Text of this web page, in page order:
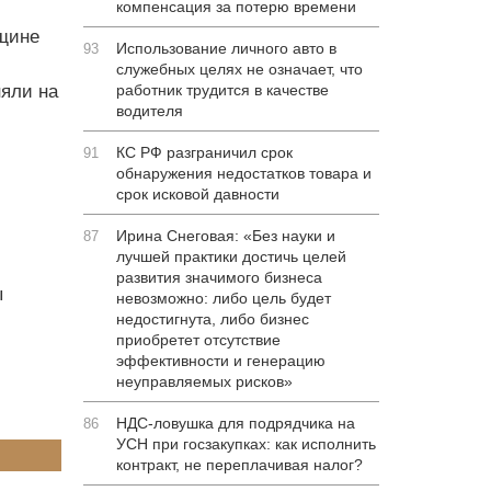
на
компенсация за потерю времени
93
Использование личного авто в
служебных целях не означает, что
работник трудится в качестве
водителя
91
КС РФ разграничил срок
обнаружения недостатков товара и
срок исковой давности
87
Ирина Снеговая: «Без науки и
лучшей практики достичь целей
развития значимого бизнеса
невозможно: либо цель будет
недостигнута, либо бизнес
приобретет отсутствие
эффективности и генерацию
неуправляемых рисков»
86
НДС-ловушка для подрядчика на
УСН при госзакупках: как исполнить
контракт, не переплачивая налог?